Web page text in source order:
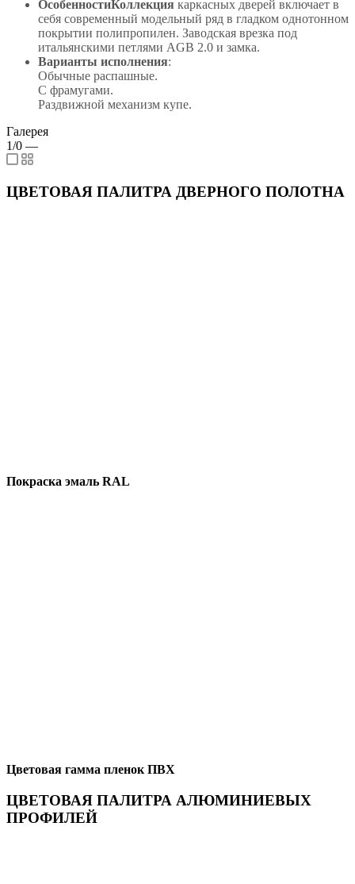
ОсобенностиКоллекция каркасных дверей включает в
себя современный модельный ряд в гладком однотонном
покрытии полипропилен. Заводская врезка под
итальянскими петлями AGB 2.0 и замка.
Варианты исполнения:
Обычные распашные.
С фрамугами.
Раздвижной механизм купе.
Галерея
1/0 —
ЦВЕТОВАЯ ПАЛИТРА ДВЕРНОГО ПОЛОТНА
Покраска эмаль RAL
Цветовая гамма пленок ПВХ
ЦВЕТОВАЯ ПАЛИТРА АЛЮМИНИЕВЫХ
ПРОФИЛЕЙ